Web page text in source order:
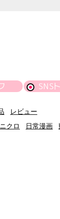
SNS
レビュー
クロ 日常漫画